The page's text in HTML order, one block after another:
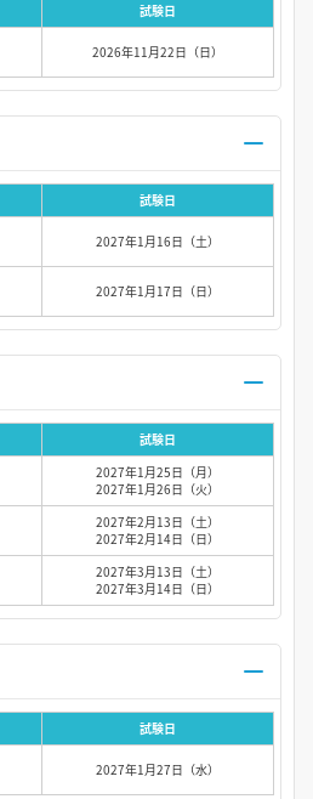
試験日
2026年11月22日（日）
試験日
2027年1月16日（土）
2027年1月17日（日）
試験日
2027年1月25日（月）
2027年1月26日（火）
2027年2月13日（土）
2027年2月14日（日）
2027年3月13日（土）
2027年3月14日（日）
試験日
2027年1月27日（水）